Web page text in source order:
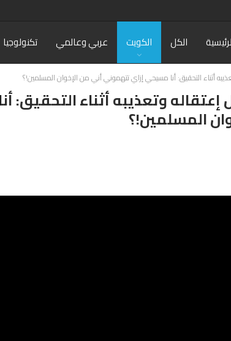
الكل الكويت عربي وعالمي تكنولوجيا
أثناء التحقيق: أنا مسيحي إزاي تتهموني أني من الإخوان المسلمين!؟
وتعذيبه أثناء التحقيق:
المسلمين!؟